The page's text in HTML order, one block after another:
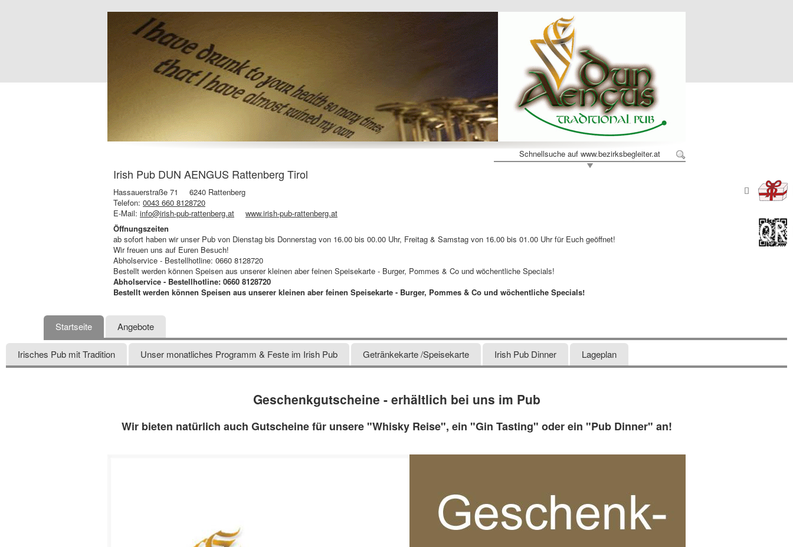
Schnellsuche auf www.bezirksbegleiter.at
Irish Pub DUN AENGUS Rattenberg Tirol
Hassauerstraße 71
6240 Rattenberg
Telefon: 0043 660 8128720
E-Mail: info@irish-pub-rattenberg.at
www.irish-pub-rattenberg.at
Öffnungszeiten
ab sofort haben wir unser Pub von Dienstag bis Donnerstag von 16.00 bis 00.00 Uhr, Freitag & Samstag von 16.00 bis 01.00 Uhr für Euch geöffnet!
Wir freuen uns auf Euren Besuch!
Abholservice - Bestellhotline: 0660 8128720
Bestellt werden können Speisen aus unserer kleinen aber feinen Speisekarte - Burger, Pommes & Co und wöchentliche Specials!
Abholservice - Bestellhotline: 0660 8128720
Bestellt werden können Speisen aus unserer kleinen aber feinen Speisekarte - Burger, Pommes & Co und wöchentliche Specials!
Startseite Angebote
Irisches Pub mit Tradition Unser monatliches Programm & Feste im Irish Pub Getränkekarte /Speisekarte Irish Pub Dinner Lageplan
Geschenkgutscheine - erhältlich bei uns im Pub
Wir bieten natürlich auch Gutscheine für unsere "Whisky Reise", ein "Gin Tasting" oder ein "Pub Dinner" an!